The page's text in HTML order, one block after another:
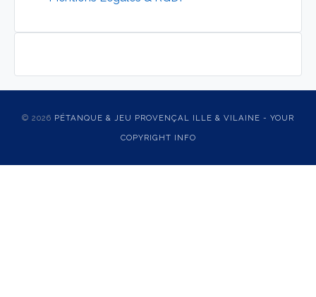
© 2026 PÉTANQUE & JEU PROVENÇAL ILLE & VILAINE - YOUR
COPYRIGHT INFO